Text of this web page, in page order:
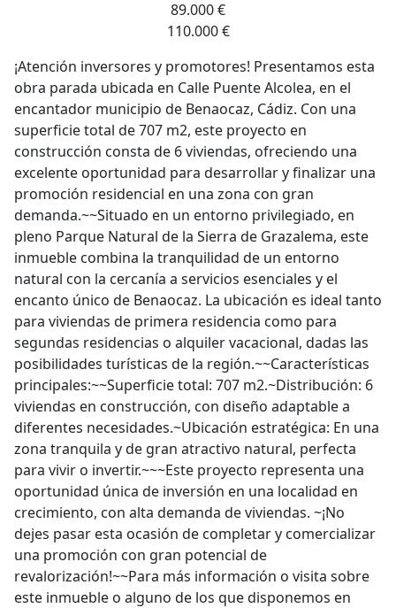
89.000 €
110.000 €
¡Atención inversores y promotores! Presentamos esta
obra parada ubicada en Calle Puente Alcolea, en el
encantador municipio de Benaocaz, Cádiz. Con una
superficie total de 707 m2, este proyecto en
construcción consta de 6 viviendas, ofreciendo una
excelente oportunidad para desarrollar y finalizar una
promoción residencial en una zona con gran
demanda.~~Situado en un entorno privilegiado, en
pleno Parque Natural de la Sierra de Grazalema, este
inmueble combina la tranquilidad de un entorno
natural con la cercanía a servicios esenciales y el
encanto único de Benaocaz. La ubicación es ideal tanto
para viviendas de primera residencia como para
segundas residencias o alquiler vacacional, dadas las
posibilidades turísticas de la región.~~Características
principales:~~Superficie total: 707 m2.~Distribución: 6
viviendas en construcción, con diseño adaptable a
diferentes necesidades.~Ubicación estratégica: En una
zona tranquila y de gran atractivo natural, perfecta
para vivir o invertir.~~~Este proyecto representa una
oportunidad única de inversión en una localidad en
crecimiento, con alta demanda de viviendas. ~¡No
dejes pasar esta ocasión de completar y comercializar
una promoción con gran potencial de
revalorización!~~Para más información o visita sobre
este inmueble o alguno de los que disponemos en